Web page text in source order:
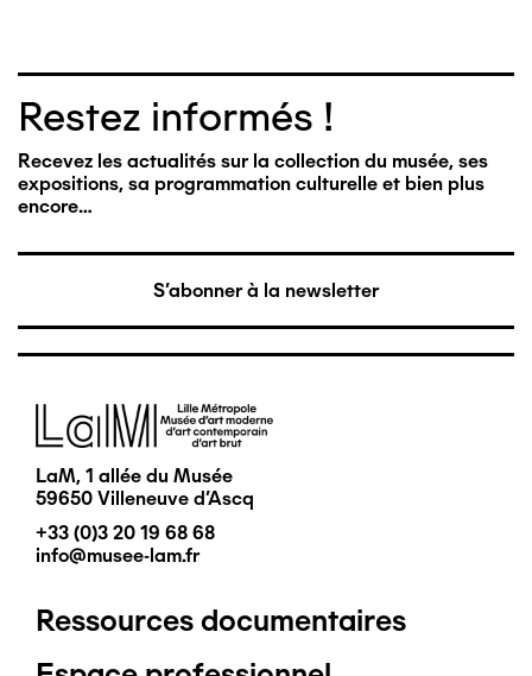
Restez informés !
Recevez les actualités sur la collection du musée, ses
expositions, sa programmation culturelle et bien plus
encore…
S'abonner à la newsletter
Image
LaM, 1 allée du Musée
59650 Villeneuve d'Ascq
+33 (0)3 20 19 68 68
info@musee-lam.fr
Pied
Ressources documentaires